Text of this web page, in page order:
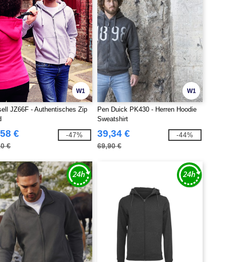
W1
JZ66F - Authentisches Zip
€
€
-47%
W1
Pen Duick PK430 - Herren Hoodie
Sweatshirt
39,34 €
69,90 €
-44%